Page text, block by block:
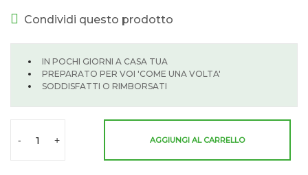
Condividi questo prodotto
IN POCHI GIORNI A CASA TUA
PREPARATO PER VOI 'COME UNA VOLTA'
SODDISFATTI O RIMBORSATI
- + AGGIUNGI AL CARRELLO